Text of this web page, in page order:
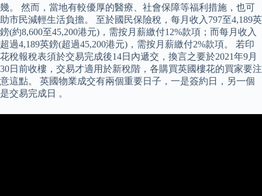
幾。 然而，當地有較優厚的醫療、社會保障等福利措施，也可
助市民減輕生活負擔。 至於國民保險稅，每月收入797至4,189英
鎊(約8,600至45,200港元)，需按月薪繳付12%款項；而每月收入
超過4,189英鎊(超過45,200港元)，需按月薪繳付2%款項。 若印
花稅報稅表須於交易完成後14日內遞交，換言之要於2021年9月
30日前收樓，交易才適用於新稅階，各購買英國樓花的買家要注
意這點。 英國物業成交有兩個重要日子，一是簽約日，另一個
是交易完成日 。